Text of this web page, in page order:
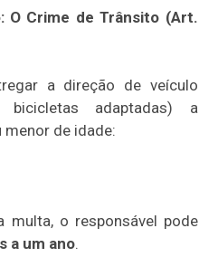
O Crime de Trânsito (Art.
a direção de veículo
bicicletas adaptadas) a
menor de idade:
multa, o responsável pode
a um ano.